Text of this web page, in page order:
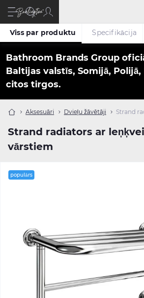
Bathroom Brands Group
Baltijas valstīs, Somijā, Polijā,
citos tirgos.
Aksesuāri Dvieļu žāvētāji Strand
Strand radiators ar
vārstiem
Viss par produktu Specifikācija
populārs